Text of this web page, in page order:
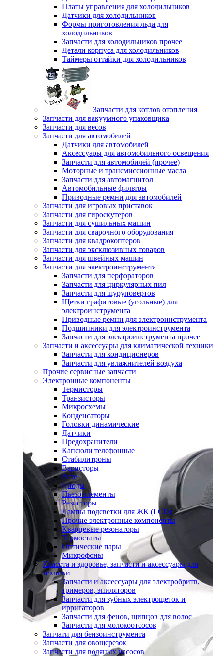
Платы управления для холодильников
Датчики для холодильников
Формы приготовления льда для
холодильников
Запчасти для холодильников прочее
Детали корпуса для холодильников
Таймеры оттайки для холодильников
Запчасти для котлов отопления
Запчасти для вакуумного упаковщика
Запчасти для весов
Запчасти для автомобилей
Датчики для автомобилей
Аксессуары для автомобильного освещения
Запчасти для автомобилей (прочее)
Моторные и трансмиссионные масла
Запчасти для автомагнитол
Автомобильные фильтры
Приводные ремни для автомобилей
Запчасти для игровых приставок
Запчасти для гироскутеров
Запчасти для сушильных машин
Запчасти для сварочного оборудования
Запчасти для квадрокоптеров
Запчасти для эксклюзивных товаров
Запчасти для швейных машин
Запчасти для электроинструмента
Запчасти для перфораторов
Запчасти для циркулярных пил
Запчасти для шуруповертов
Щетки графитовые (угольные) для
электроинструмента
Приводные ремни для электроинструмента
Подшипники для электроинструмента
Запчасти для электроинструмента прочее
Запчасти и аксессуары для климатической техники
Запчасти для кондиционеров
Запчасти для увлажнителей воздуха
Прочие сервисные запчасти
Электронные компоненты
Термисторы
Транзисторы
Микросхемы
Конденсаторы
Головки динамические
Датчики
Предохранители
Капсюли телефонные
Стабилитроны
Варисторы
Реле
Диоды
Пьезо элементы
Резисторы
Лампы подсветки для ЖК (LCD)
Прочие электронные компоненты
Кварцевые резонаторы
Термостаты
Оптические пары
Микрофоны
Красота и здоровье, запчасти и аксессуары для
техники
Запчасти и аксессуары для электробритв,
тримеров, эпиляторов
Запчасти для зубных электрощеток и
ирригаторов
Запчасти для фенов, щипцов для волос
Запчасти для молокоотсосов
Запчати для бензоинструмента
Запчасти для овощерезок
Запчасти для водяных насосов